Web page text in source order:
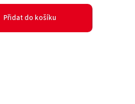
Přidat do košíku